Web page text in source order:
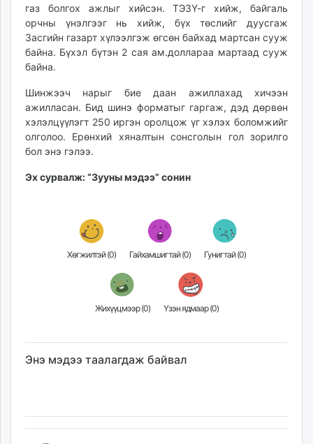
газ болгох ажлыг хийсэн. ТЭЗҮ-г хийж, байгаль
орчны үнэлгээг нь хийж, бүх төслийг дуусгаж
Засгийн газарт хүлээлгэж өгсөн байхад мартсан сууж
байна. Бүхэл бүтэн 2 сая ам.доллараа мартаад сууж
байна.
Шинжээч нарыг бие даан ажиллахад хичээн
ажилласан. Бид шинэ форматыг гаргаж, дэд дөрвөн
хэлэлцүүлэгт 250 иргэн оролцож үг хэлэх боломжийг
олголоо. Ерөнхий хяналтын сонсголын гол зорилго
бол энэ гэлээ.
Эх сурвалж: “Зууны мэдээ” сонин
Хөгжилтэй (0) Гайхамшигтай (0) Гунигтай (0)
Жихүүцмээр (0) Үзэн ядмаар (0)
Энэ мэдээ таалагдаж байвал